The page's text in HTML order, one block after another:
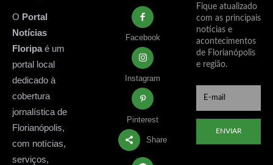
O Portal
Notícias
Floripaé um
portal local
dedicado à
cobertura
jornalística de
Florianópolis,
com notícias,
serviços,
Facebook
Instagram
Pinterest
Share
Fique atualizado
com as principais
notícias e
acontecimentos
de Florianópolis
e região.
ENVIAR